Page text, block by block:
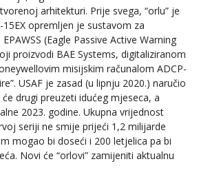
arhitekturi. Prije svega, “orlu” je
opremljen je sustavom za
(Eagle Passive Active Warning
proizvodi BAE Systems, digitaliziranom
misijskim računalom ADCP-
USAF je zasad (u lipnju 2020.) naručio
drugi preuzeti idućeg mjeseca, a
2023. godine. Ukupna vrijednost
seriji ne smije prijeći 1,2 milijarde
mogao bi doseći i 200 letjelica pa bi
Novi će “orlovi” zamijeniti aktualnu